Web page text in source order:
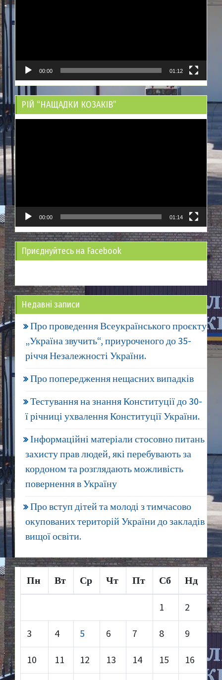
00:00 01:12
РІЙ “НАЩАДКИ КОЗАКІВ”
00:00 01:14
Приєднуйтесь на Facebook
Недавні записи
Про проведення Всеукраїнського проєкту
„Україна звучить“, приуроченого до 35-
річчя Незалежності України.
Про попередження нещасних випадків
Тестування на знання Конституції до 30-
ї річниці ухвалення Конституції України.
Інформаційні матеріали стосовно питань
захисту прав людей, які перебувають за
кордоном та розглядають можливість
повернення в Україну
Про вступ дітей та молоді з тимчасово
окупованих територій України до закладів
вищої освіти.
Пн Вт Ср Чт Пт Сб Нд
1 2
3 4 5 6 7 8 9
10 11 12 13 14 15 16